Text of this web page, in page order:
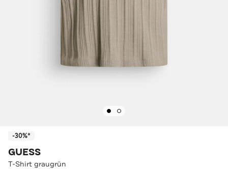
-30%*
GUESS
T-Shirt graugrün